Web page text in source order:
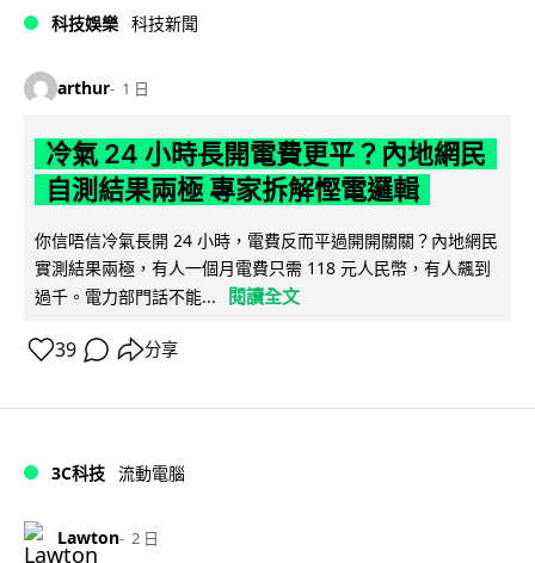
科技娛樂 科技新聞
arthur 1 日
冷氣 24 小時長開電費更平？內地網民
自測結果兩極 專家拆解慳電邏輯
你信唔信冷氣長開 24 小時，電費反而平過開開關關？內地網民
實測結果兩極，有人一個月電費只需 118 元人民幣，有人飆到
過千。電力部門話不能...
閱讀全文
39 分享
3C科技 流動電腦
Lawton 2 日